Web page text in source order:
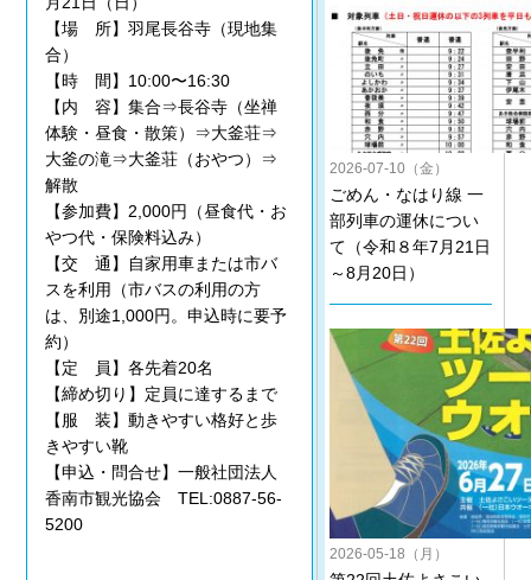
【場 所】羽尾長谷寺（現地集
合）
【時 間】10:00〜16:30
【内 容】集合⇒長谷寺（坐禅
体験・昼食・散策）⇒大釜荘⇒
大釜の滝⇒大釜荘（おやつ）⇒
解散
【参加費】2,000円（昼食代・お
やつ代・保険料込み）
【交 通】自家用車または市バ
スを利用（市バスの利用の方
は、別途1,000円。申込時に要予
約）
【定 員】各先着20名
【締め切り】定員に達するまで
【服 装】動きやすい格好と歩
きやすい靴
【申込・問合せ】一般社団法人
香南市観光協会 TEL:0887-56-
5200
2026-07-10（金）
ごめん・なはり線 一
部列車の運休につい
て（令和８年7月21日
～8月20日）
2026-05-18（月）